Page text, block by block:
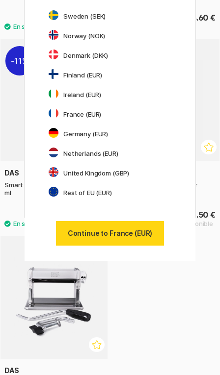
21.50 € 4.60 €
11%
DAS
Smart Plastifiant pour argile 33
ml
DAS
Smart Set Argile à modeler
28.50 €
DAS
Sweden (SEK)
Norway (NOK)
Denmark (DKK)
Finland (EUR)
Ireland (EUR)
France (EUR)
Germany (EUR)
Netherlands (EUR)
United Kingdom (GBP)
Rest of EU (EUR)
Continue to France (EUR)